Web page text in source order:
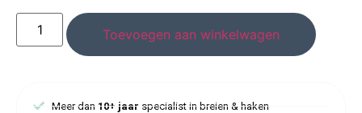
Toevoegen aan winkelwagen
Meer dan 10+ jaar specialist in breien & haken